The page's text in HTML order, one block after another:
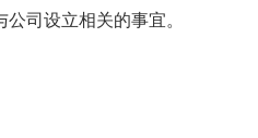
公司设立相关的事宜。